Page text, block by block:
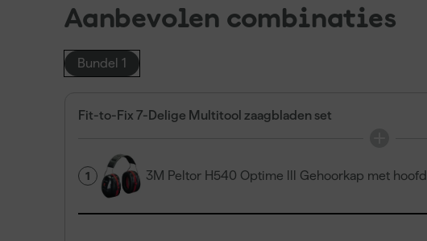
Aanbevolen combinaties
Bundel 1
Fit-to-Fix 7-Delige Multitool zaagbladen set
1 3M Peltor H540 Optime lll Gehoorkap met